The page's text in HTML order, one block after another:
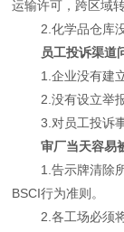
运输许可，跨区域
2.化学品仓库没
员工投诉渠道
1.企业没有建立
2.没有设立举报
3.对员工投诉事
审厂当天容易
1.告示牌清除所
BSCI行为准则。
2.各工场必须将